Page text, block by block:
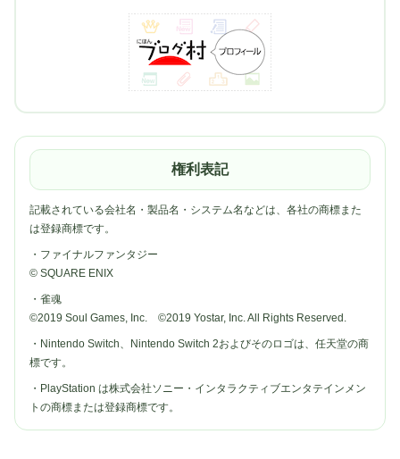
権利表記
記載されている会社名・製品名・システム名などは、各社の商標また
は登録商標です。
・ファイナルファンタジー
© SQUARE ENIX
・雀魂
©2019 Soul Games, Inc. ©2019 Yostar, Inc. All Rights Reserved.
・Nintendo Switch、Nintendo Switch 2およびそのロゴは、任天堂の商
標です。
・PlayStation は株式会社ソニー・インタラクティブエンタテインメン
トの商標または登録商標です。